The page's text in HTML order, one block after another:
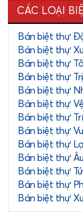
CÁC LOẠI
Bán biệt thự
Bán biệt thự
Bán biệt thự
Bán biệt thự
Bán biệt thự
Bán biệt thự
Bán biệt thự
Bán biệt thự
Bán biệt thự
Bán biệt thự
Bán biệt thự
Bán biệt thự
Bán biệt thự